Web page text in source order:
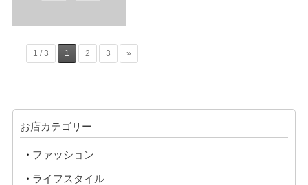
1 / 3 1 2 3 »
お店カテゴリー
ファッション
ライフスタイル